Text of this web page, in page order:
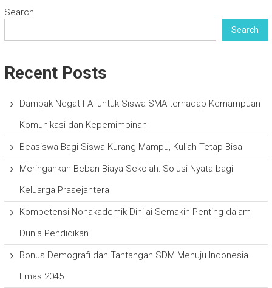
Search
Search
Recent Posts
Dampak Negatif AI untuk Siswa SMA terhadap Kemampuan
Komunikasi dan Kepemimpinan
Beasiswa Bagi Siswa Kurang Mampu, Kuliah Tetap Bisa
Meringankan Beban Biaya Sekolah: Solusi Nyata bagi
Keluarga Prasejahtera
Kompetensi Nonakademik Dinilai Semakin Penting dalam
Dunia Pendidikan
Bonus Demografi dan Tantangan SDM Menuju Indonesia
Emas 2045